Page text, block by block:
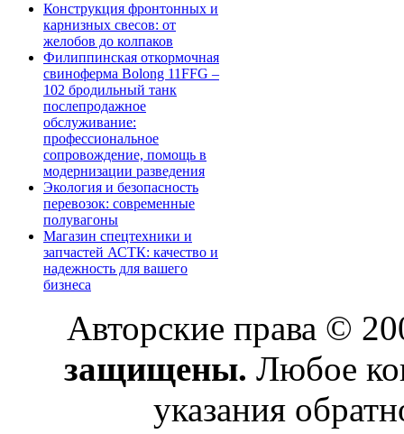
Конструкция фронтонных и
карнизных свесов: от
желобов до колпаков
Филиппинская откормочная
свиноферма Bolong 11FFG –
102 бродильный танк
послепродажное
обслуживание:
профессиональное
сопровождение, помощь в
модернизации разведения
Экология и безопасность
перевозок: современные
полувагоны
Магазин спецтехники и
запчастей АСТК: качество и
надежность для вашего
бизнеса
Авторские права ©
защищены. Любое
указания